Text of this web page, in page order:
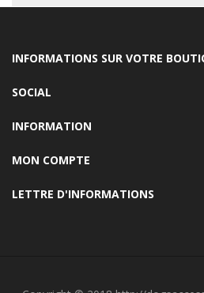
INFORMATIONS SUR VOTRE
SOCIAL
INFORMATION
MON COMPTE
LETTRE D'INFORMATIONS